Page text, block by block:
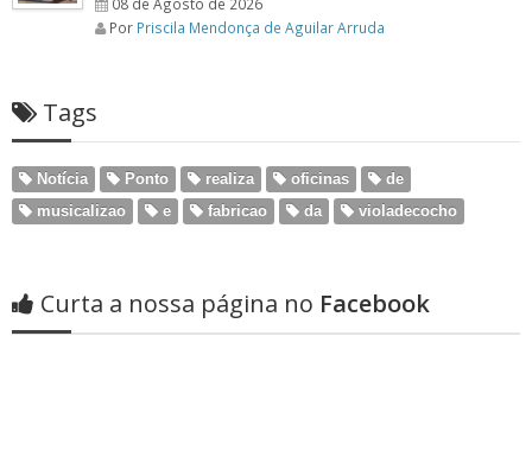
Por Priscila Mendonça de Aguilar Arruda
Tags
Notícia Ponto realiza oficinas
de
musicalizao
e fabricao da violadecocho
Curta a nossa página no Facebook